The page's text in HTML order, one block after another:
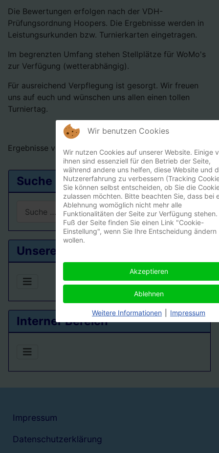
Suche
Type 2 or more characters for results.
Unsere Ortsgruppe
Interner Bereich
Die Bewertungen erfolgen nach der VDH-
Prüfungsordnung Hoopers. Die Ergebnisse werden in
Leistungsurkunden bzw. Turnierkarten eingetragen.
Im begrenzten Umfang stehen Stellplätze für WoMo's
zur Verfügung (wetterabhängig).
Für ausreichend Verpflegung ist gesorgt. Wir freuen
uns auf euch und wünschen uns allen einen tollen
Turniertag.
Ergebnisse vom Turniertag
Impressum
Datenschutzerklärung
Wir benutzen Cookies
Wir nutzen Cookies auf unserer Website. Einige
ihnen sind essenziell für den Betrieb der Seite,
während andere uns helfen, diese Website und
Nutzererfahrung zu verbessern (Tracking
Sie können selbst entscheiden, ob Sie die
zulassen möchten. Bitte beachten Sie, dass bei
Ablehnung womöglich nicht mehr alle
Funktionalitäten der Seite zur Verfügung stehen.
Fuß der Seite finden Sie einen Link "Cookie-
Einstellung", wenn Sie Ihre Entscheidung ändern
wollen.
Akzeptieren
Ablehnen
Weitere Informationen Impressum